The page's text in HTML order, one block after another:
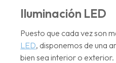
Iluminación LED
Puesto que cada vez son
LED, disponemos de una
bien sea interior o exterior.